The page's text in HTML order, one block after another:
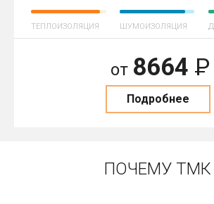
ТЕПЛОИЗОЛЯЦИЯ ШУМОИЗОЛЯЦИЯ
от 8664Р
Подробнее
ПОЧЕМУ ТМК